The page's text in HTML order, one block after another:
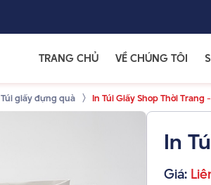
TRANG CHỦ VỀ CHÚNG TÔI
Túi giấy đựng quà In Túi Giấy Shop Thời Trang
In
Giá: